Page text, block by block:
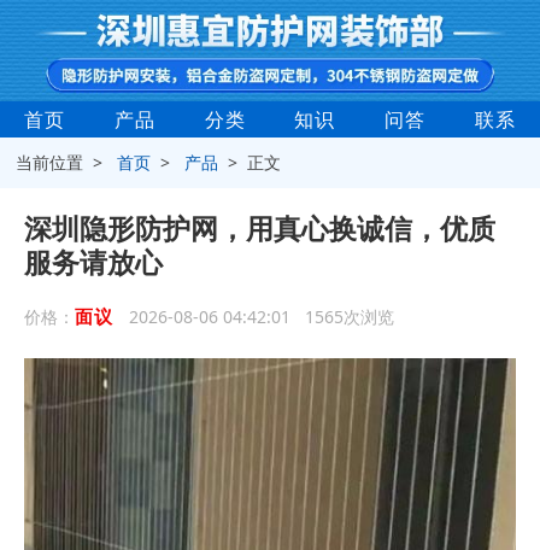
首页 产品 分类 知识 问答 联系
当前位置 >首页 > 产品 > 正文
深圳隐形防护网，用真心换诚信，优质
服务请放心
价格： 面议 2026-08-06 04:42:01 1565次浏览